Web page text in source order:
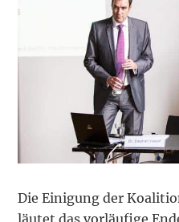
Die Einigung der
läutet das vorläufige